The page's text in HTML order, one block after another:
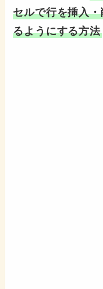
セルで行を挿入
るようにする方法